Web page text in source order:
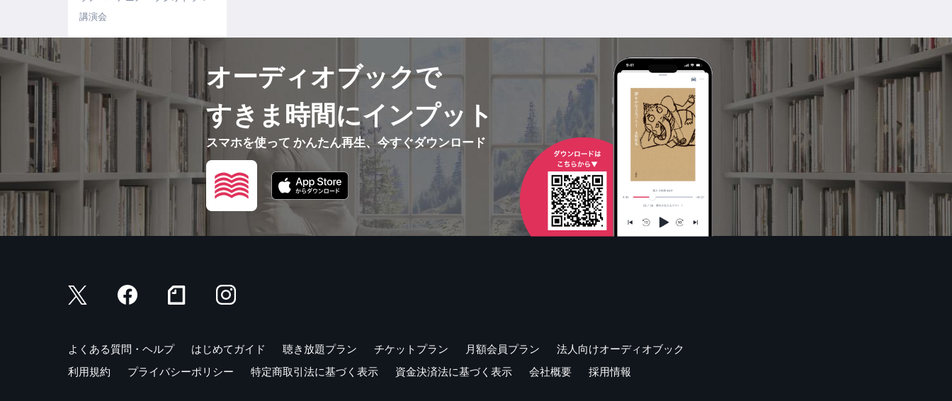
講演会
オーディオブックで
すきま時間にインプット
スマホを使って かんたん再生、今すぐダウンロード
よくある質問・ヘルプ はじめてガイド 聴き放題プラン チケットプラン 月額会員プラン
法人向けオーディオブック
利用規約
プライバシーポリシー 特定商取引法に基づく表示 資金決済法に基づく表示 会社概要 採用情報